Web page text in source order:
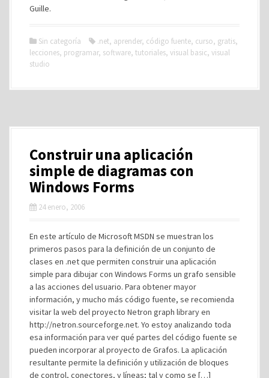
Guille.
Sin categoría .net, aprender, código fuente, curso, gratis,
lecciones, programar, software, tutoriales, visual basic, visual
studio
Construir una aplicación
simple de diagramas con
Windows Forms
24 enero, 2006
En este artículo de Microsoft MSDN se muestran los
primeros pasos para la definición de un conjunto de
clases en .net que permiten construir una aplicación
simple para dibujar con Windows Forms un grafo sensible
a las acciones del usuario. Para obtener mayor
información, y mucho más código fuente, se recomienda
visitar la web del proyecto Netron graph library en
http://netron.sourceforge.net. Yo estoy analizando toda
esa información para ver qué partes del código fuente se
pueden incorporar al proyecto de Grafos. La aplicación
resultante permite la definición y utilización de bloques
de control, conectores, y líneas; tal y como se […]